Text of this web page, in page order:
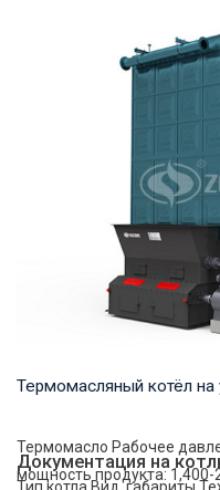
продукта: 4-35 т/ч
Термомасляный котёл на
Термомасло Рабочее
мощность продукта: 1,400-
Документация на